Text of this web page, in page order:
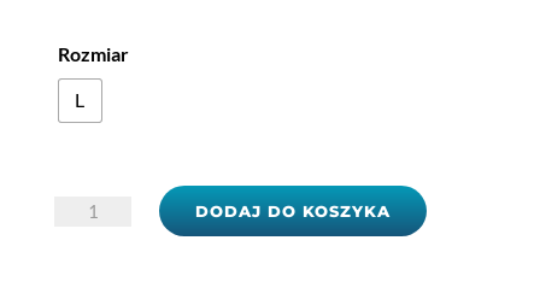
Rozmiar
L
ilość
DODAJ DO KOSZYKA